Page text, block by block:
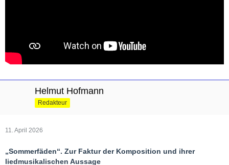
Helmut Hofmann
Redakteur
11. April 2026
„Sommerfäden“. Zur Faktur der Komposition und ihrer
liedmusikalischen Aussage